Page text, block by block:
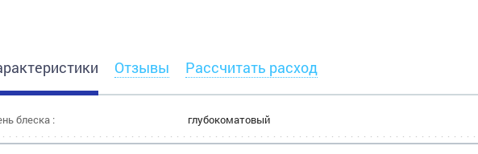
Отзывы Рассчитать расход
блеска : глубокоматовый